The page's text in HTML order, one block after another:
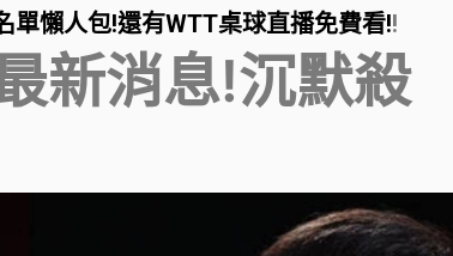
單懶人包!還有WTT桌球直播免費看!!
新消息!沉默殺